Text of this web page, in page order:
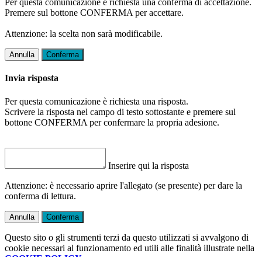
Per questa comunicazione è richiesta una conferma di accettazione.
Premere sul bottone CONFERMA per accettare.
Attenzione: la scelta non sarà modificabile.
Annulla Conferma
Invia risposta
Per questa comunicazione è richiesta una risposta.
Scrivere la risposta nel campo di testo sottostante e premere sul
bottone CONFERMA per confermare la propria adesione.
Inserire qui la risposta
Attenzione: è necessario aprire l'allegato (se presente) per dare la
conferma di lettura.
Annulla Conferma
Questo sito o gli strumenti terzi da questo utilizzati si avvalgono di
cookie necessari al funzionamento ed utili alle finalità illustrate nella